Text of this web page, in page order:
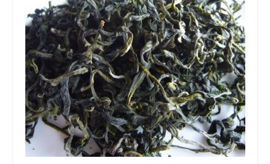
Trà cụ
Ấm tử sa
Chén trà
Phụ kiện trà
Túi xách, tráp, lọ đựng trà, khay trà
Xúc trà, gạt trà, trưng trà